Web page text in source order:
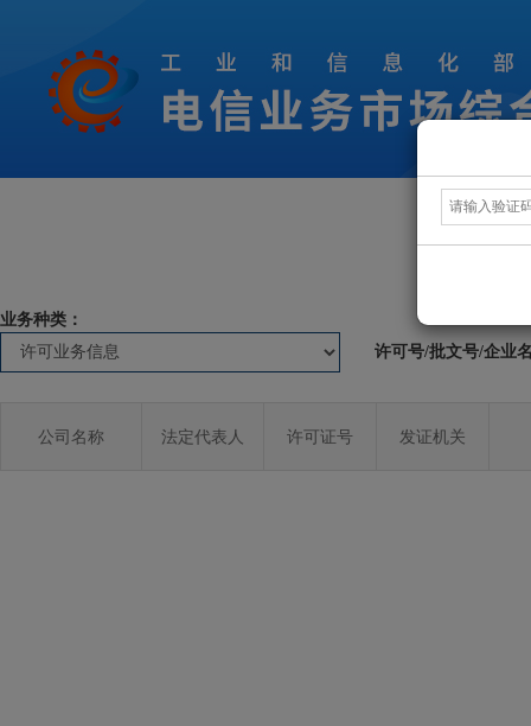
业务种类：
许可号/批文号/企业
公司名称 法定代表人 许可证号 发证机关